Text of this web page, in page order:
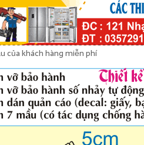
của khách hàng miễn phí